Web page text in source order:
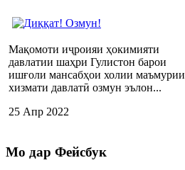
Мақомоти иҷроияи ҳокимияти
давлатии шаҳри Гулистон барои
ишғоли мансабҳои холии маъмурии
хизмати давлатӣ озмун эълон...
25 Апр 2022
Мо дар Фейсбук